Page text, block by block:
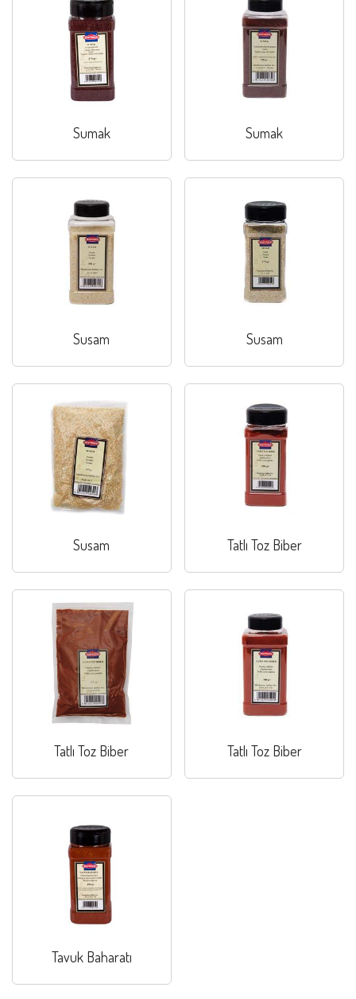
Sumak Sumak
Susam Susam
Susam Tatlı Toz Biber
Tatlı Toz Biber Tatlı Toz Biber
Tavuk Baharatı